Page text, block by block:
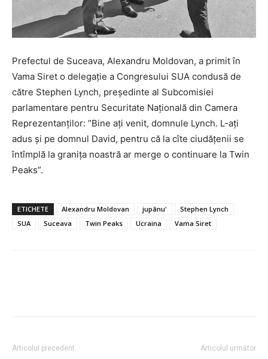
Prefectul de Suceava, Alexandru Moldovan, a primit în
Vama Siret o delegație a Congresului SUA condusă de
către Stephen Lynch, președinte al Subcomisiei
parlamentare pentru Securitate Națională din Camera
Reprezentanților: ”Bine ați venit, domnule Lynch. L-ați
adus și pe domnul David, pentru că la cîte ciudățenii se
întîmplă la granița noastră ar merge o continuare la Twin
Peaks”.
ETICHETE Alexandru Moldovan jupânu'
Stephen Lynch
SUA
Suceava Twin Peaks Ucraina Vama Siret
Articolul precedent Articolul următor